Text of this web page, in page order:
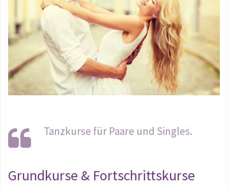
Tanzkurse für Paare und Singles.
Grundkurse & Fortschrittskurse